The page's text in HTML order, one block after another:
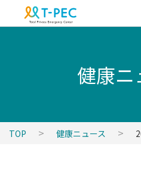
健康ニ
TOP 健康ニュース